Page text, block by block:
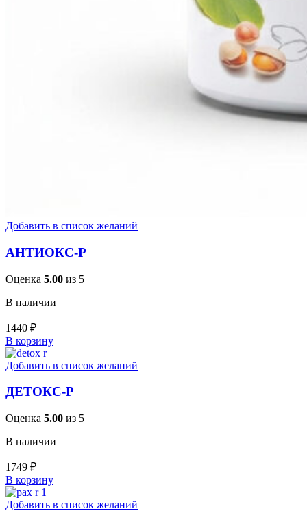
Добавить в список желаний
АНТИОКС-Р
Оценка 5.00 из 5
В наличии
1440 ₽
В корзину
Добавить в список желаний
ДЕТОКС-Р
Оценка 5.00 из 5
В наличии
1749 ₽
В корзину
Добавить в список желаний